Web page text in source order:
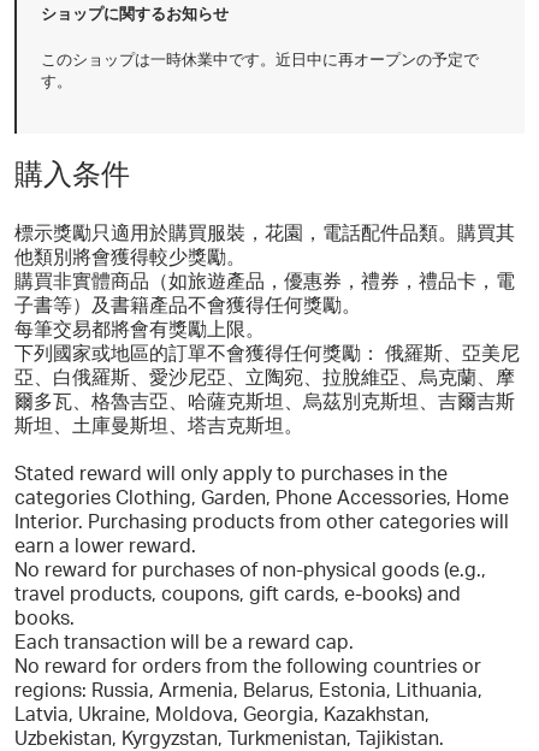
ショップに関するお知らせ
このショップは一時休業中です。近日中に再オープンの予定で
す。
購入条件
標示獎勵只適用於購買服裝，花園，電話配件品類。購買其
他類別將會獲得較少獎勵。
購買非實體商品（如旅遊產品，優惠券，禮券，禮品卡，電
子書等）及書籍產品不會獲得任何獎勵。
每筆交易都將會有獎勵上限。
下列國家或地區的訂單不會獲得任何獎勵： 俄羅斯、亞美尼
亞、白俄羅斯、愛沙尼亞、立陶宛、拉脫維亞、烏克蘭、摩
爾多瓦、格魯吉亞、哈薩克斯坦、烏茲別克斯坦、吉爾吉斯
斯坦、土庫曼斯坦、塔吉克斯坦。
Stated reward will only apply to purchases in the
categories Clothing, Garden, Phone Accessories, Home
Interior. Purchasing products from other categories will
earn a lower reward.
No reward for purchases of non-physical goods (e.g.,
travel products, coupons, gift cards, e-books) and
books.
Each transaction will be a reward cap.
No reward for orders from the following countries or
regions: Russia, Armenia, Belarus, Estonia, Lithuania,
Latvia, Ukraine, Moldova, Georgia, Kazakhstan,
Uzbekistan, Kyrgyzstan, Turkmenistan, Tajikistan.